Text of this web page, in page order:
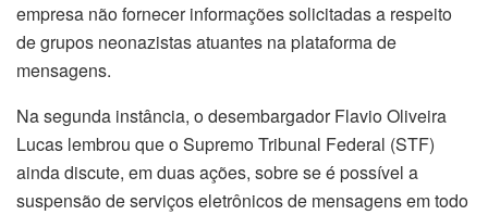
empresa não fornecer informações solicitadas a respeito
de grupos neonazistas atuantes na plataforma de
mensagens.
Na segunda instância, o desembargador Flavio Oliveira
Lucas lembrou que o Supremo Tribunal Federal (STF)
ainda discute, em duas ações, sobre se é possível a
suspensão de serviços eletrônicos de mensagens em todo